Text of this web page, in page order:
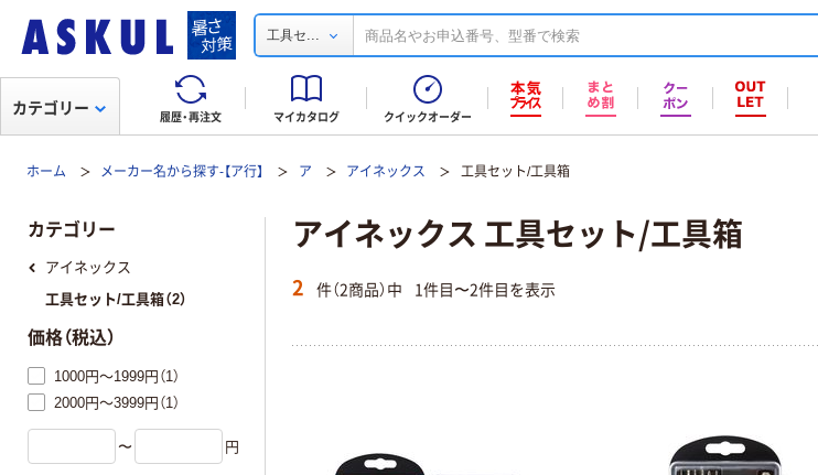
工具セ...
履歴・再注文 マイカタログ クイックオーダー
カテゴリー
ホーム メーカー名から探す-【ア行】 ア アイネックス 工具セット/工具箱
アイネックス 工具セット/工具箱
2 件（2商品）中 1件目〜2件目を表示
カテゴリー
アイネックス
工具セット/工具箱（2）
価格（税込）
1000円～1999円（1）
2000円～3999円（1）
〜 円